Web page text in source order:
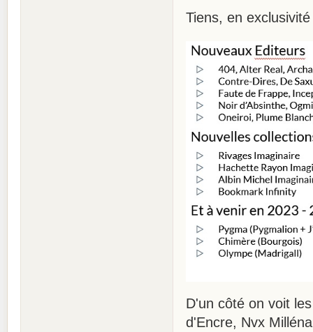
Tiens, en
D'un côté on voit
d'Encre, Nvx